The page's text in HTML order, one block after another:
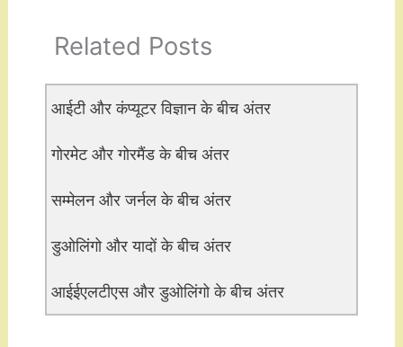
Related Posts
आईटी और कंप्यूटर विज्ञान के बीच अंतर
गोरमेट और गोरमैंड के बीच अंतर
सम्मेलन और जर्नल के बीच अंतर
डुओलिंगो और यादों के बीच अंतर
आईईएलटीएस और डुओलिंगो के बीच अंतर